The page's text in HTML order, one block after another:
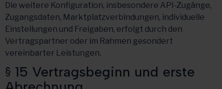
Die weitere Konfiguration, insbesondere API-Zugänge,
Zugangsdaten, Marktplatzverbindungen, individuelle
Einstellungen und Freigaben, erfolgt durch den
Vertragspartner oder im Rahmen gesondert
vereinbarter Leistungen.
§ 15 Vertragsbeginn und erste